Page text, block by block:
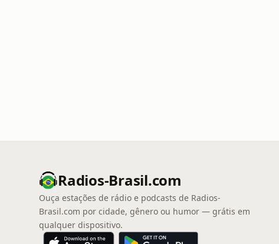
Radios-Brasil.com
Ouça estações de rádio e podcasts de Radios-
Brasil.com por cidade, gênero ou humor — grátis em
qualquer dispositivo.